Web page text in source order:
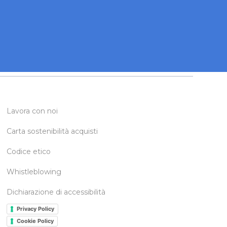
Lavora con noi
Carta sostenibilità acquisti
Codice etico
Whistleblowing
Dichiarazione di accessibilità
Privacy Policy
Cookie Policy